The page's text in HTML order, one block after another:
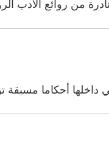
من روائع الأدب
داخلها أحكاما مسبقة